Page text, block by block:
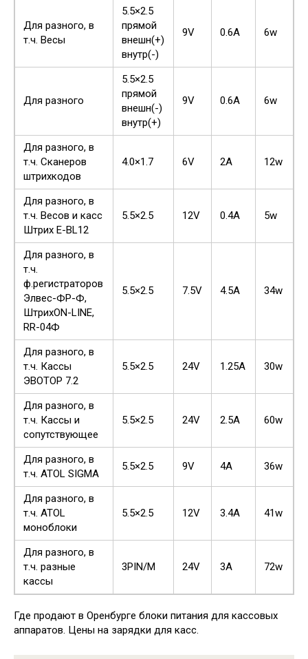
Для разного, в
т.ч. Весы
5.5×2.5
прямой
внешн(+)
внутр(-)
9V 0.6A 6w
Для разного
5.5×2.5
прямой
внешн(-)
внутр(+)
9V 0.6A 6w
Для разного, в
т.ч. Сканеров
штрихкодов
4.0×1.7 6V 2A 12w
Для разного, в
т.ч. Весов и касс
Штрих E-BL12
5.5×2.5 12V 0.4A 5w
Для разного, в
т.ч.
ф.регистраторов
Элвес-ФР-Ф,
ШтрихON-LINE,
RR-04Ф
5.5×2.5 7.5V 4.5A 34w
Для разного, в
т.ч. Кассы
ЭВОТОР 7.2
5.5×2.5 24V 1.25A 30w
Для разного, в
т.ч. Кассы и
сопутствующее
5.5×2.5 24V 2.5A 60w
Для разного, в
т.ч. ATOL SIGMA
5.5×2.5 9V 4A 36w
Для разного, в
т.ч. ATOL
моноблоки
5.5×2.5 12V 3.4A 41w
Для разного, в
т.ч. разные
кассы
3PIN/M 24V 3A 72w
Где продают в Оренбурге блоки питания для кассовых
аппаратов. Цены на зарядки для касс.